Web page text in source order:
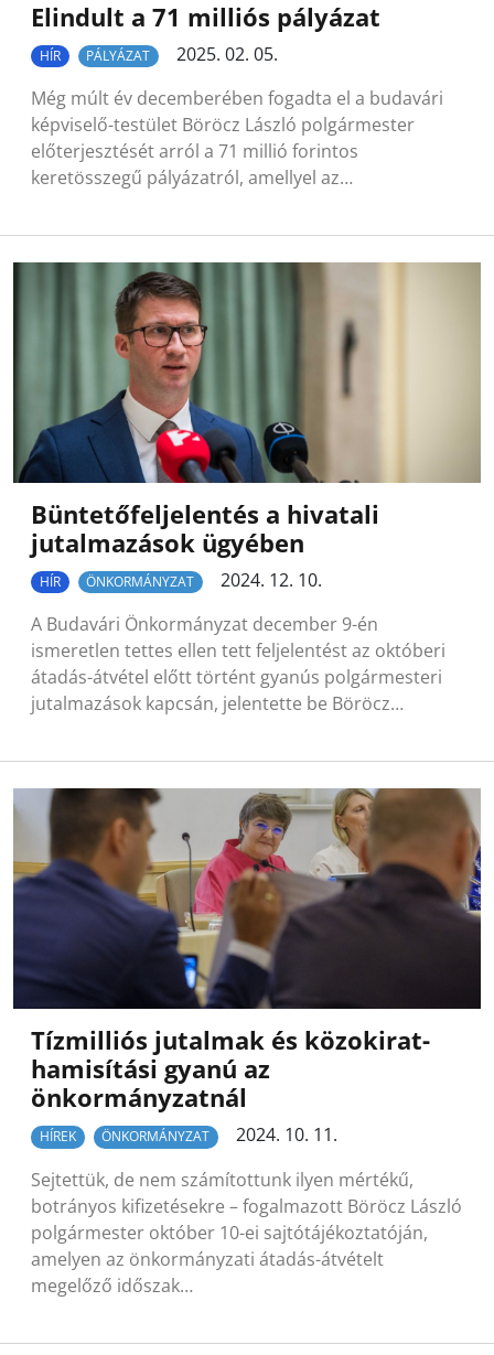
Elindult a 71 milliós pályázat
HÍR PÁLYÁZAT
2025. 02. 05.
Még múlt év decemberében fogadta el a budavári
képviselő-testület Böröcz László polgármester
előterjesztését arról a 71 millió forintos
keretösszegű pályázatról, amellyel az…
Büntetőfeljelentés a hivatali
jutalmazások ügyében
HÍR ÖNKORMÁNYZAT
2024. 12. 10.
A Budavári Önkormányzat december 9-én
ismeretlen tettes ellen tett feljelentést az októberi
átadás-átvétel előtt történt gyanús polgármesteri
jutalmazások kapcsán, jelentette be Böröcz…
Tízmilliós jutalmak és közokirat-
hamisítási gyanú az
önkormányzatnál
HÍREK ÖNKORMÁNYZAT
2024. 10. 11.
Sejtettük, de nem számítottunk ilyen mértékű,
botrányos kifizetésekre – fogalmazott Böröcz László
polgármester október 10-ei sajtótájékoztatóján,
amelyen az önkormányzati átadás-átvételt
megelőző időszak…